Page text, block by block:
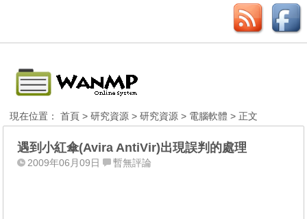
現在位置：首頁 >研究資源 >研究資源 > 電腦軟體 > 正文
遇到小紅傘(Avira AntiVir)出現誤判的處理
2009年06月09日 暫無評論